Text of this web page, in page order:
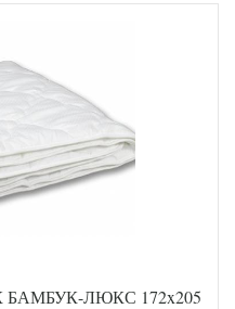
БАМБУК-ЛЮКС 172x205